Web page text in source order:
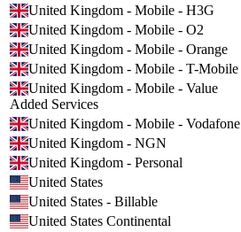
United Kingdom - Mobile - H3G
United Kingdom - Mobile - O2
United Kingdom - Mobile - Orange
United Kingdom - Mobile - T-Mobile
United Kingdom - Mobile - Value
Added Services
United Kingdom - Mobile - Vodafone
United Kingdom - NGN
United Kingdom - Personal
United States
United States - Billable
United States Continental